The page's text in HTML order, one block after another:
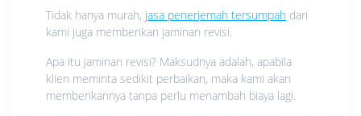
Tidak hanya murah, jasa penerjemah tersumpah dari
kami juga memberikan jaminan revisi.
Apa itu jaminan revisi? Maksudnya adalah, apabila
klien meminta sedikit perbaikan, maka kami akan
memberikannya tanpa perlu menambah biaya lagi.